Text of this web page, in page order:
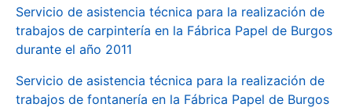
Servicio de asistencia técnica para la realización de
trabajos de carpintería en la Fábrica Papel de Burgos
durante el año 2011
Servicio de asistencia técnica para la realización de
trabajos de fontanería en la Fábrica Papel de Burgos